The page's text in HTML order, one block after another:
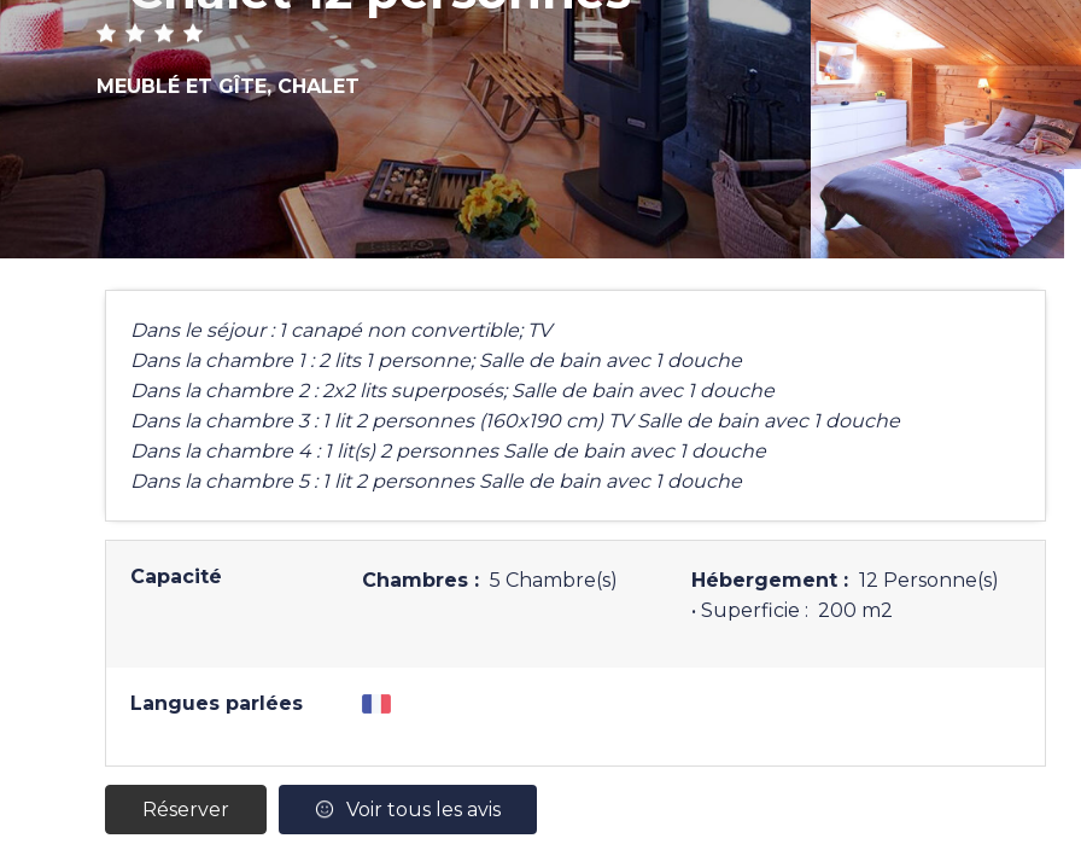
MEUBLÉ ET GÎTE,CHALET
Dans le séjour : 1 canapé non convertible; TV
Dans la chambre 1 : 2 lits 1 personne; Salle de bain avec 1 douche
Dans la chambre 2 : 2x2 lits superposés; Salle de bain avec 1 douche
Dans la chambre 3 : 1 lit 2 personnes (160x190 cm) TV Salle de bain avec 1 douche
Dans la chambre 4 : 1 lit(s) 2 personnes Salle de bain avec 1 douche
Dans la chambre 5 : 1 lit 2 personnes Salle de bain avec 1 douche
Capacité Chambres : 5 Chambre(s) Hébergement : 12 Personne(s)
• Superficie : 200 m2
Langues parlées
Réserver Voir tous les avis